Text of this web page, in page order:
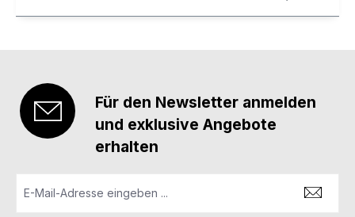
Für den Newsletter anmelden
und exklusive Angebote
erhalten